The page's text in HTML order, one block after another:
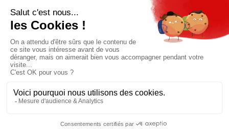
Mes favoris
© GAZ D’AUJOURD'HUI 2018